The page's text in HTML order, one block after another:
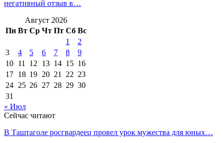
негативный отзыв в…
Август 2026
Пн Вт Ср Чт Пт Сб Вс
1
2
3
4 5 6 7 8
9
10 11 12 13 14 15 16
17 18 19 20 21 22 23
24 25 26 27 28 29 30
31
« Июл
Сейчас читают
В Таштаголе росгвардеец провел урок мужества для юных…